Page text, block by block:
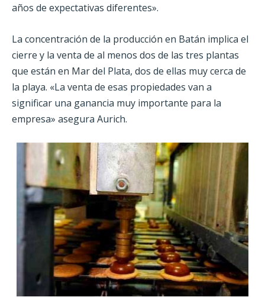
años de expectativas diferentes».
La concentración de la producción en Batán implica el
cierre y la venta de al menos dos de las tres plantas
que están en Mar del Plata, dos de ellas muy cerca de
la playa. «La venta de esas propiedades van a
significar una ganancia muy importante para la
empresa» asegura Aurich.